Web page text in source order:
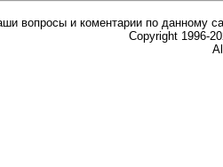
вопросы и коментарии по данному
Copyright 1996-